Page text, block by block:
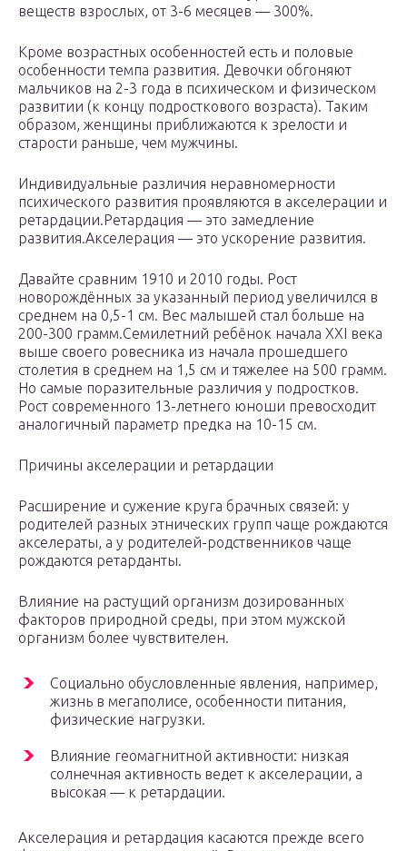
веществ взрослых, от 3-6 месяцев — 300%.
Кроме возрастных особенностей есть и половые
особенности темпа развития. Девочки обгоняют
мальчиков на 2-3 года в психическом и физическом
развитии (к концу подросткового возраста). Таким
образом, женщины приближаются к зрелости и
старости раньше, чем мужчины.
Индивидуальные различия неравномерности
психического развития проявляются в акселерации и
ретардации.Ретардация — это замедление
развития.Акселерация — это ускорение развития.
Давайте сравним 1910 и 2010 годы. Рост
новорождённых за указанный период увеличился в
среднем на 0,5-1 см. Вес малышей стал больше на
200-300 грамм.Семилетний ребёнок начала XXI века
выше своего ровесника из начала прошедшего
столетия в среднем на 1,5 см и тяжелее на 500 грамм.
Но самые поразительные различия у подростков.
Рост современного 13-летнего юноши превосходит
аналогичный параметр предка на 10-15 см.
Причины акселерации и ретардации
Расширение и сужение круга брачных связей: у
родителей разных этнических групп чаще рождаются
акселераты, а у родителей-родственников чаще
рождаются ретарданты.
Влияние на растущий организм дозированных
факторов природной среды, при этом мужской
организм более чувствителен.
Социально обусловленные явления, например,
жизнь в мегаполисе, особенности питания,
физические нагрузки.
Влияние геомагнитной активности: низкая
солнечная активность ведет к акселерации, а
высокая — к ретардации.
Акселерация и ретардация касаются прежде всего